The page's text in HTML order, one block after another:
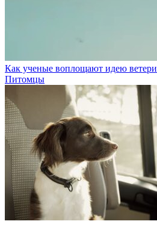
Как ученые воплощают идею
Питомцы